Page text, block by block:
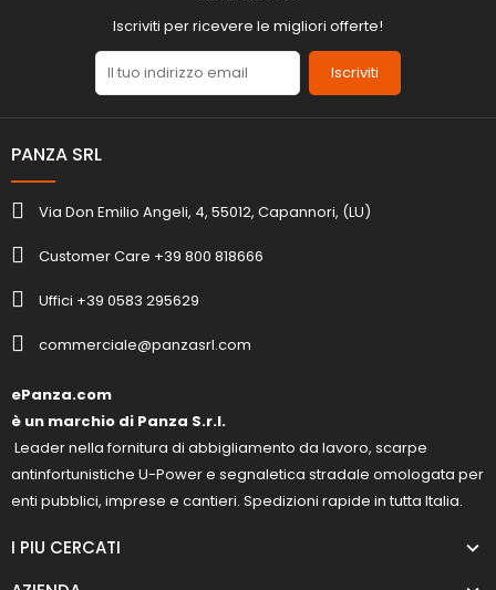
Iscriviti per ricevere le migliori offerte!
Iscriviti
PANZA SRL
Via Don Emilio Angeli, 4, 55012, Capannori, (LU)
Customer Care +39 800 818666
Uffici +39 0583 295629
commerciale@panzasrl.com
ePanza.com
è un marchio di Panza S.r.l.
Leader nella fornitura di abbigliamento da lavoro, scarpe
antinfortunistiche U-Power e segnaletica stradale omologata per
enti pubblici, imprese e cantieri. Spedizioni rapide in tutta Italia.
I PIU CERCATI